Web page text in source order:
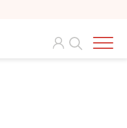
Search